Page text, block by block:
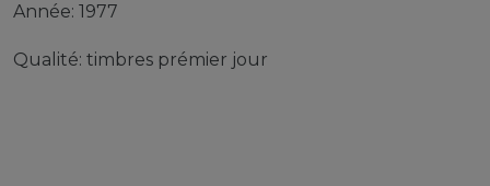
Année: 1977
Qualité: timbres prémier jour